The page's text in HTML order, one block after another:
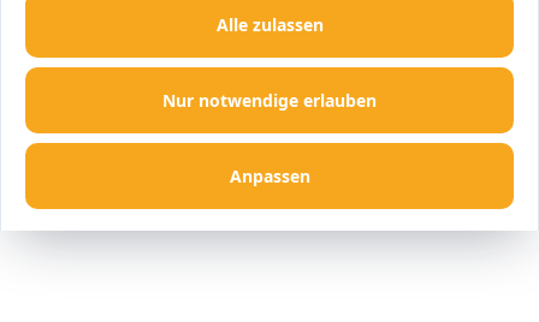
Nur notwendige erlauben
Anpassen
Alle zulassen